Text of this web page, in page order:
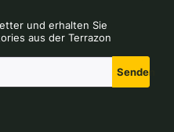
und erhalten Sie
aus der Terrazon
Senden